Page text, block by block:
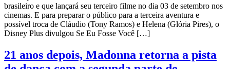
brasileiro e que lançará seu terceiro filme no dia 03 de setembro nos
cinemas. E para preparar o público para a terceira aventura e
possível troca de Cláudio (Tony Ramos) e Helena (Glória Pires), o
Disney Plus divulgou Se Eu Fosse Você […]
21 anos depois, Madonna retorna a pista